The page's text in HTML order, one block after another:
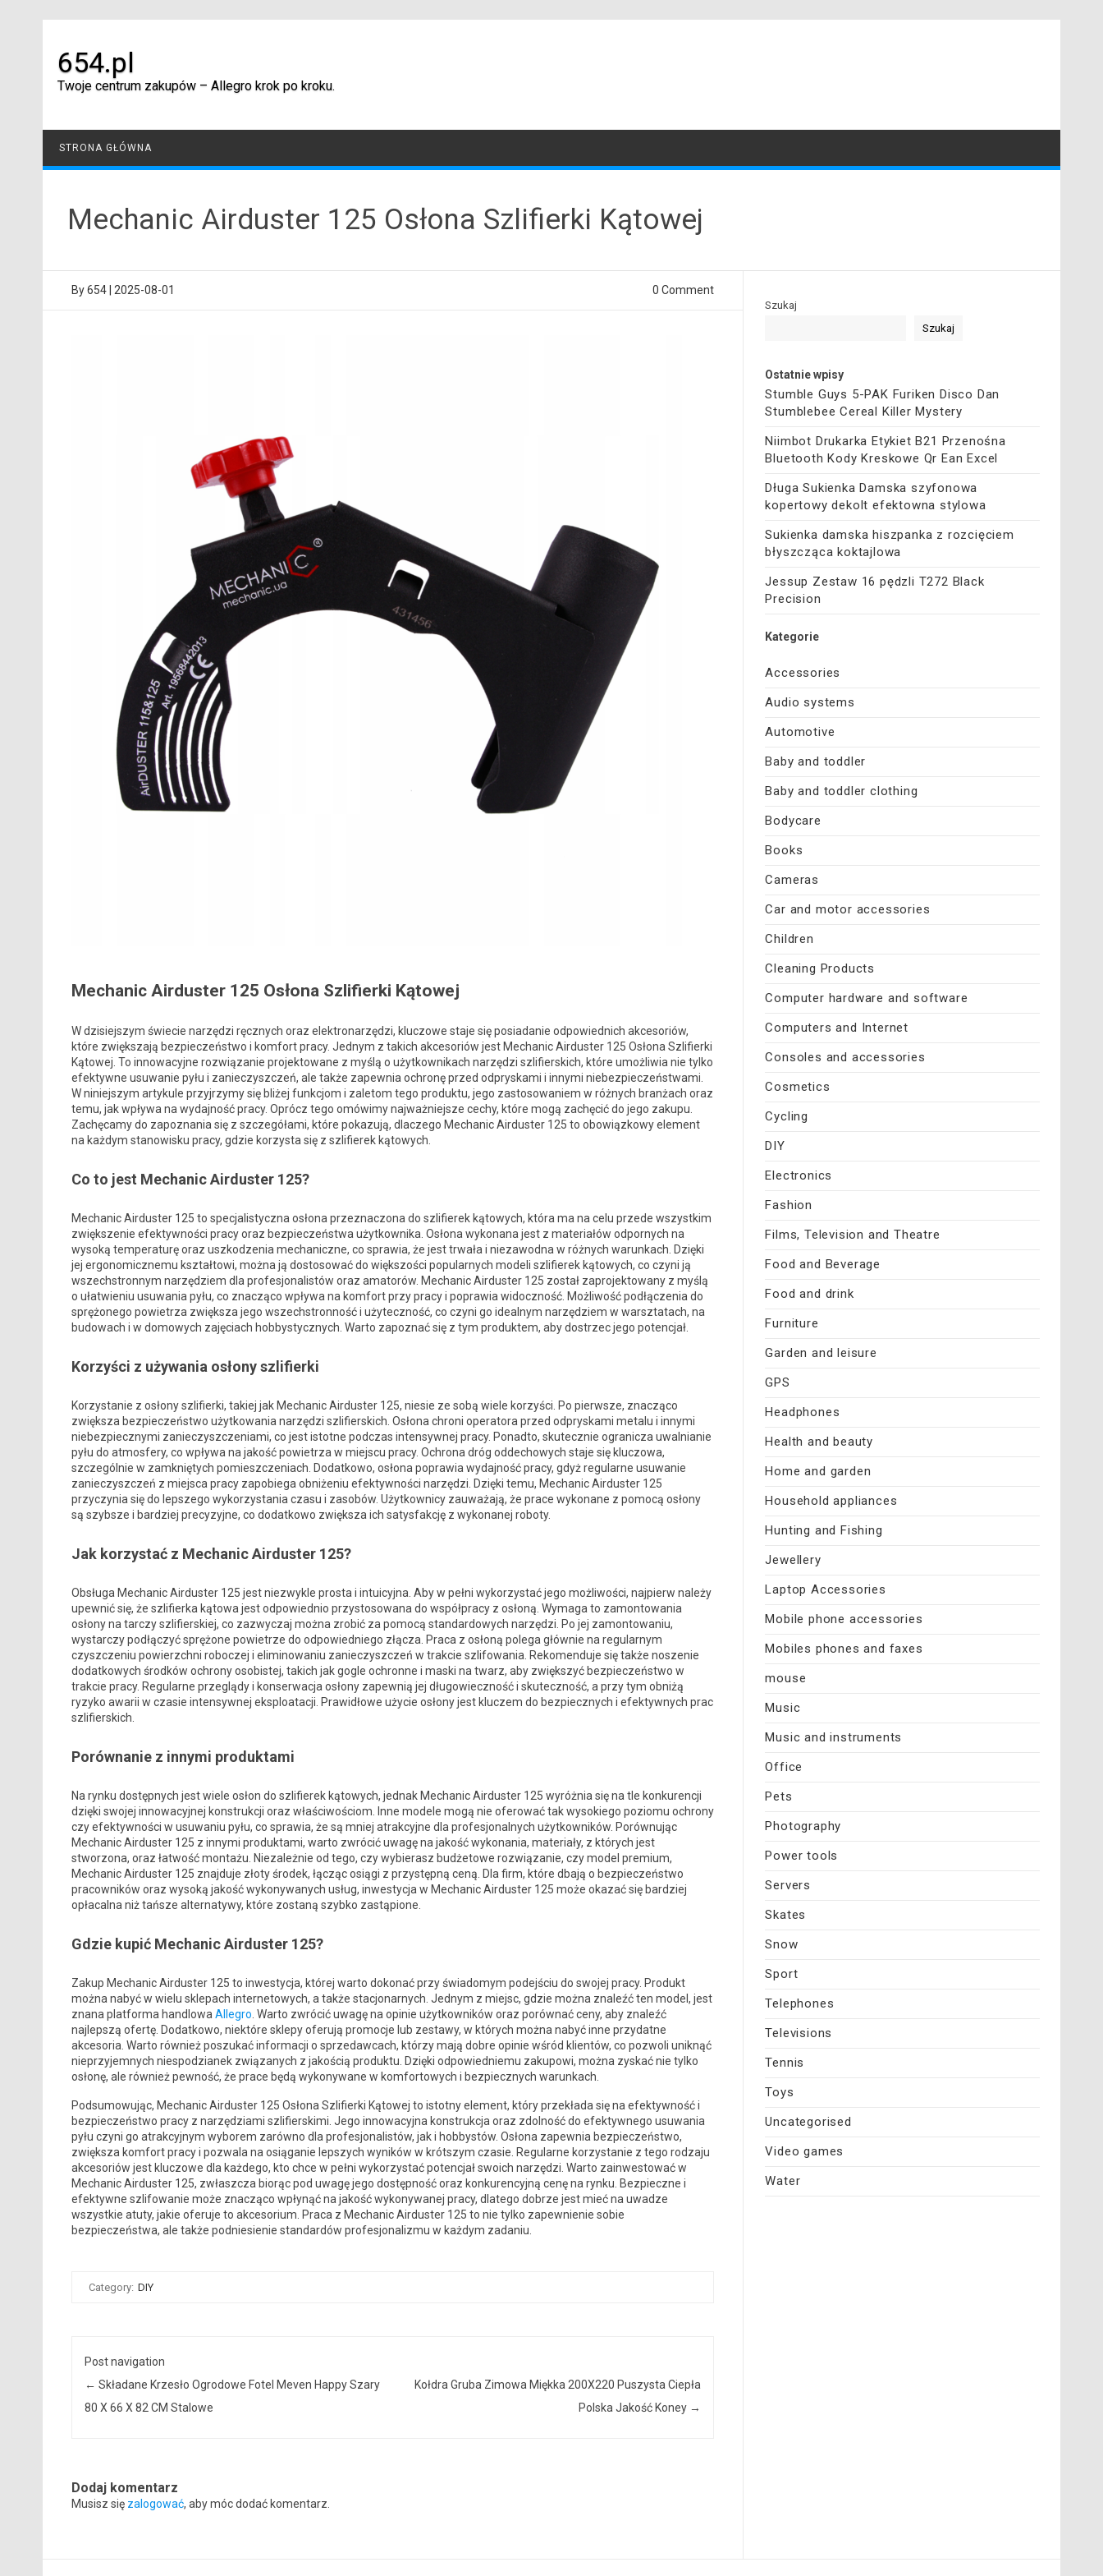
654.pl
Twoje centrum zakupów – Allegro krok po kroku.
STRONA GŁÓWNA
Mechanic Airduster 125 Osłona Szlifierki Kątowej
By654 2025-08-01 0 Comment
Mechanic Airduster 125 Osłona Szlifierki Kątowej
W dzisiejszym świecie narzędzi ręcznych oraz elektronarzędzi, kluczowe staje się posiadanie odpowiednich akcesoriów,
które zwiększają bezpieczeństwo i komfort pracy. Jednym z takich akcesoriów jest Mechanic Airduster 125 Osłona Szlifierki
Kątowej. To innowacyjne rozwiązanie projektowane z myślą o użytkownikach narzędzi szlifierskich, które umożliwia nie tylko
efektywne usuwanie pyłu i zanieczyszczeń, ale także zapewnia ochronę przed odpryskami i innymi niebezpieczeństwami.
W niniejszym artykule przyjrzymy się bliżej funkcjom i zaletom tego produktu, jego zastosowaniem w różnych branżach oraz
temu, jak wpływa na wydajność pracy. Oprócz tego omówimy najważniejsze cechy, które mogą zachęcić do jego zakupu.
Zachęcamy do zapoznania się z szczegółami, które pokazują, dlaczego Mechanic Airduster 125 to obowiązkowy element
na każdym stanowisku pracy, gdzie korzysta się z szlifierek kątowych.
Co to jest Mechanic Airduster 125?
Mechanic Airduster 125 to specjalistyczna osłona przeznaczona do szlifierek kątowych, która ma na celu przede wszystkim
zwiększenie efektywności pracy oraz bezpieczeństwa użytkownika. Osłona wykonana jest z materiałów odpornych na
wysoką temperaturę oraz uszkodzenia mechaniczne, co sprawia, że jest trwała i niezawodna w różnych warunkach. Dzięki
jej ergonomicznemu kształtowi, można ją dostosować do większości popularnych modeli szlifierek kątowych, co czyni ją
wszechstronnym narzędziem dla profesjonalistów oraz amatorów. Mechanic Airduster 125 został zaprojektowany z myślą
o ułatwieniu usuwania pyłu, co znacząco wpływa na komfort przy pracy i poprawia widoczność. Możliwość podłączenia do
sprężonego powietrza zwiększa jego wszechstronność i użyteczność, co czyni go idealnym narzędziem w warsztatach, na
budowach i w domowych zajęciach hobbystycznych. Warto zapoznać się z tym produktem, aby dostrzec jego potencjał.
Korzyści z używania osłony szlifierki
Korzystanie z osłony szlifierki, takiej jak Mechanic Airduster 125, niesie ze sobą wiele korzyści. Po pierwsze, znacząco
zwiększa bezpieczeństwo użytkowania narzędzi szlifierskich. Osłona chroni operatora przed odpryskami metalu i innymi
niebezpiecznymi zanieczyszczeniami, co jest istotne podczas intensywnej pracy. Ponadto, skutecznie ogranicza uwalnianie
pyłu do atmosfery, co wpływa na jakość powietrza w miejscu pracy. Ochrona dróg oddechowych staje się kluczowa,
szczególnie w zamkniętych pomieszczeniach. Dodatkowo, osłona poprawia wydajność pracy, gdyż regularne usuwanie
zanieczyszczeń z miejsca pracy zapobiega obniżeniu efektywności narzędzi. Dzięki temu, Mechanic Airduster 125
przyczynia się do lepszego wykorzystania czasu i zasobów. Użytkownicy zauważają, że prace wykonane z pomocą osłony
są szybsze i bardziej precyzyjne, co dodatkowo zwiększa ich satysfakcję z wykonanej roboty.
Jak korzystać z Mechanic Airduster 125?
Obsługa Mechanic Airduster 125 jest niezwykle prosta i intuicyjna. Aby w pełni wykorzystać jego możliwości, najpierw należy
upewnić się, że szlifierka kątowa jest odpowiednio przystosowana do współpracy z osłoną. Wymaga to zamontowania
osłony na tarczy szlifierskiej, co zazwyczaj można zrobić za pomocą standardowych narzędzi. Po jej zamontowaniu,
wystarczy podłączyć sprężone powietrze do odpowiedniego złącza. Praca z osłoną polega głównie na regularnym
czyszczeniu powierzchni roboczej i eliminowaniu zanieczyszczeń w trakcie szlifowania. Rekomenduje się także noszenie
dodatkowych środków ochrony osobistej, takich jak gogle ochronne i maski na twarz, aby zwiększyć bezpieczeństwo w
trakcie pracy. Regularne przeglądy i konserwacja osłony zapewnią jej długowieczność i skuteczność, a przy tym obniżą
ryzyko awarii w czasie intensywnej eksploatacji. Prawidłowe użycie osłony jest kluczem do bezpiecznych i efektywnych prac
szlifierskich.
Porównanie z innymi produktami
Na rynku dostępnych jest wiele osłon do szlifierek kątowych, jednak Mechanic Airduster 125 wyróżnia się na tle konkurencji
dzięki swojej innowacyjnej konstrukcji oraz właściwościom. Inne modele mogą nie oferować tak wysokiego poziomu ochrony
czy efektywności w usuwaniu pyłu, co sprawia, że są mniej atrakcyjne dla profesjonalnych użytkowników. Porównując
Mechanic Airduster 125 z innymi produktami, warto zwrócić uwagę na jakość wykonania, materiały, z których jest
stworzona, oraz łatwość montażu. Niezależnie od tego, czy wybierasz budżetowe rozwiązanie, czy model premium,
Mechanic Airduster 125 znajduje złoty środek, łącząc osiągi z przystępną ceną. Dla firm, które dbają o bezpieczeństwo
pracowników oraz wysoką jakość wykonywanych usług, inwestycja w Mechanic Airduster 125 może okazać się bardziej
opłacalna niż tańsze alternatywy, które zostaną szybko zastąpione.
Gdzie kupić Mechanic Airduster 125?
Zakup Mechanic Airduster 125 to inwestycja, której warto dokonać przy świadomym podejściu do swojej pracy. Produkt
można nabyć w wielu sklepach internetowych, a także stacjonarnych. Jednym z miejsc, gdzie można znaleźć ten model, jest
znana platforma handlowaAllegro. Warto zwrócić uwagę na opinie użytkowników oraz porównać ceny, aby znaleźć
najlepszą ofertę. Dodatkowo, niektóre sklepy oferują promocje lub zestawy, w których można nabyć inne przydatne
akcesoria. Warto również poszukać informacji o sprzedawcach, którzy mają dobre opinie wśród klientów, co pozwoli uniknąć
nieprzyjemnych niespodzianek związanych z jakością produktu. Dzięki odpowiedniemu zakupowi, można zyskać nie tylko
osłonę, ale również pewność, że prace będą wykonywane w komfortowych i bezpiecznych warunkach.
Podsumowując, Mechanic Airduster 125 Osłona Szlifierki Kątowej to istotny element, który przekłada się na efektywność i
bezpieczeństwo pracy z narzędziami szlifierskimi. Jego innowacyjna konstrukcja oraz zdolność do efektywnego usuwania
pyłu czyni go atrakcyjnym wyborem zarówno dla profesjonalistów, jak i hobbystów. Osłona zapewnia bezpieczeństwo,
zwiększa komfort pracy i pozwala na osiąganie lepszych wyników w krótszym czasie. Regularne korzystanie z tego rodzaju
akcesoriów jest kluczowe dla każdego, kto chce w pełni wykorzystać potencjał swoich narzędzi. Warto zainwestować w
Mechanic Airduster 125, zwłaszcza biorąc pod uwagę jego dostępność oraz konkurencyjną cenę na rynku. Bezpieczne i
efektywne szlifowanie może znacząco wpłynąć na jakość wykonywanej pracy, dlatego dobrze jest mieć na uwadze
wszystkie atuty, jakie oferuje to akcesorium. Praca z Mechanic Airduster 125 to nie tylko zapewnienie sobie
bezpieczeństwa, ale także podniesienie standardów profesjonalizmu w każdym zadaniu.
Category: DIY
Post navigation
← Składane Krzesło Ogrodowe Fotel Meven Happy Szary
80 X 66 X 82 CM Stalowe
Kołdra Gruba Zimowa Miękka 200X220 Puszysta Ciepła
Polska Jakość Koney →
Dodaj komentarz
Musisz się zalogować, aby móc dodać komentarz.
Szukaj
Szukaj
Ostatnie wpisy
Stumble Guys 5-PAK Furiken Disco Dan
Stumblebee Cereal Killer Mystery
Niimbot Drukarka Etykiet B21 Przenośna
Bluetooth Kody Kreskowe Qr Ean Excel
Długa Sukienka Damska szyfonowa
kopertowy dekolt efektowna stylowa
Sukienka damska hiszpanka z rozcięciem
błyszcząca koktajlowa
Jessup Zestaw 16 pędzli T272 Black
Precision
Kategorie
Accessories
Audio systems
Automotive
Baby and toddler
Baby and toddler clothing
Bodycare
Books
Cameras
Car and motor accessories
Children
Cleaning Products
Computer hardware and software
Computers and Internet
Consoles and accessories
Cosmetics
Cycling
DIY
Electronics
Fashion
Films, Television and Theatre
Food and Beverage
Food and drink
Furniture
Garden and leisure
GPS
Headphones
Health and beauty
Home and garden
Household appliances
Hunting and Fishing
Jewellery
Laptop Accessories
Mobile phone accessories
Mobiles phones and faxes
mouse
Music
Music and instruments
Office
Pets
Photography
Power tools
Servers
Skates
Snow
Sport
Telephones
Televisions
Tennis
Toys
Uncategorised
Video games
Water